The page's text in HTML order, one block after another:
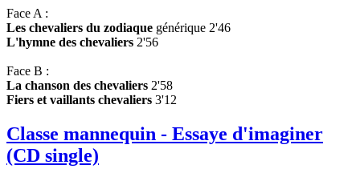
Face A :
Les chevaliers du zodiaque générique 2'46
L'hymne des chevaliers 2'56
Face B :
La chanson des chevaliers 2'58
Fiers et vaillants chevaliers 3'12
Classe mannequin - Essaye d'imaginer
(CD single)